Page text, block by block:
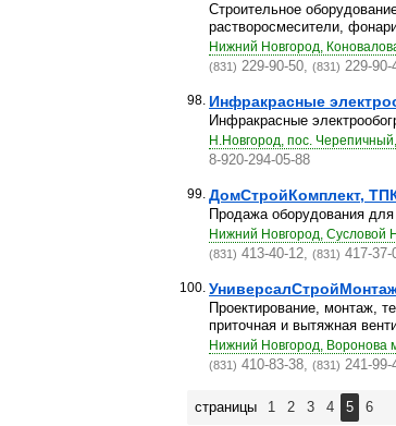
Строительное
растворосмесители,
Нижний Новгород,
(831) 229-90-50, (831) 229-90-
98. Инфракрасные
Инфракрасные
Н.Новгород, пос.
8-920-294-05-88
99. ДомСтройКомплект,
Продажа оборудования
Нижний Новгород, Сусловой
(831) 413-40-12, (831) 417-37-
100.
Проектирование, монтаж,
приточная и вытяжная
Нижний Новгород, Воронова
(831) 410-83-38, (831) 241-99-
страницы 1 2 3 4 5 6